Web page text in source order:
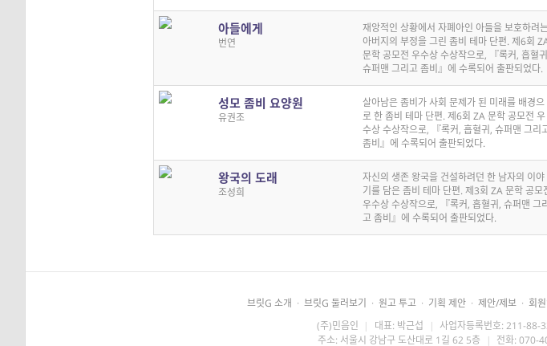
아들에게
번연
재앙적인 상황에서 자폐아인 아들을 보호하려
아버지의 부정을 그린 좀비 테마 단편. 제6회
문학 공모전 우수상 수상작으로, 『록커, 흡혈
슈퍼맨 그리고 좀비』에 수록되어 출판되었다.
성모 좀비 요양원
유권조
살아남은 좀비가 사회 문제가 된 미래를 배경으
로 한 좀비 테마 단편. 제6회 ZA 문학 공모전 우
수상 수상작으로, 『록커, 흡혈귀, 슈퍼맨 그리
좀비』에 수록되어 출판되었다.
왕국의 도래
조성희
자신의 생존 왕국을 건설하려던 한 남자의 이야
기를 담은 좀비 테마 단편. 제3회 ZA 문학 공모
우수상 수상작으로, 『록커, 흡혈귀, 슈퍼맨 그리
고 좀비』에 수록되어 출판되었다.
브릿G 소개 · 브릿G 둘러보기 · 원고 투고 · 기획 제안 · 제안/제보 · 회
(주)민음인 | 대표: 박근섭 | 사업자등록번호: 211-88-
주소: 서울시 강남구 도산대로 1길 62 5층 | 전화: 070-